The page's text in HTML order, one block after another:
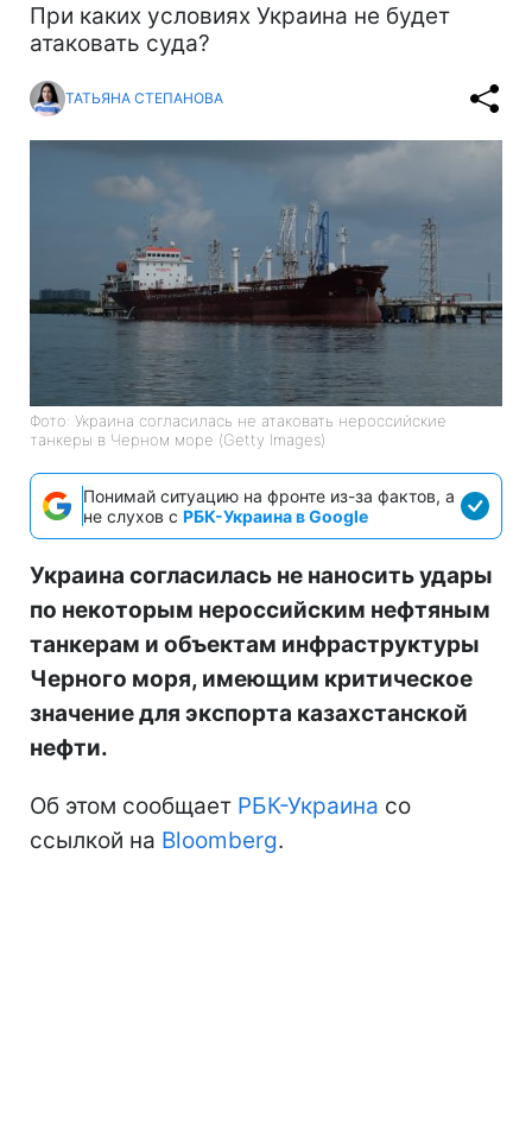
При каких условиях Украина не будет
атаковать суда?
ТАТЬЯНА СТЕПАНОВА
Фото: Украина согласилась не атаковать нероссийские
танкеры в Черном море (Getty Images)
Понимай ситуацию на фронте из-за фактов, а
не слухов с РБК-Украина в Google
Украина согласилась не наносить удары
по некоторым нероссийским нефтяным
танкерам и объектам инфраструктуры
Черного моря, имеющим критическое
значение для экспорта казахстанской
нефти.
Об этом сообщает РБК-Украина со
ссылкой на Bloomberg.